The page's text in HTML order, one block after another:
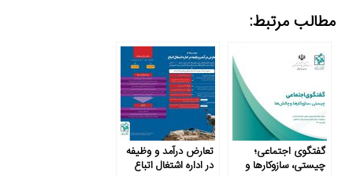
مطالب مرتبط:
گفتگوی اجتماعی؛
چیستی، سازوکارها و
تعارض درآمد و وظیفه
در اداره اشتغال اتباع